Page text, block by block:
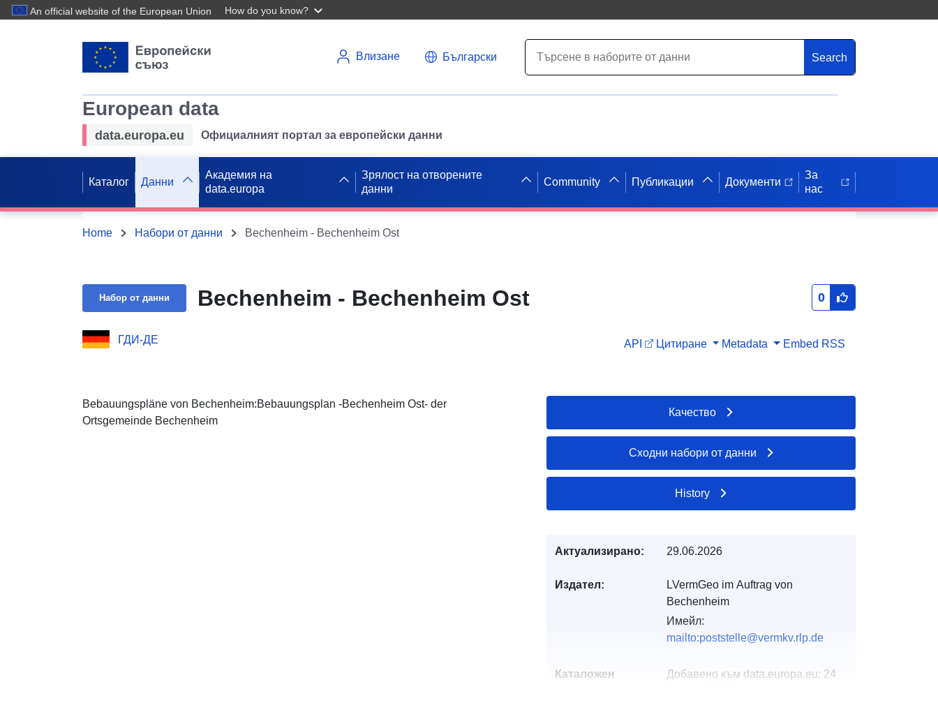
An official website of the European Union How do you know?
Влизане Български Search
European data
data.europa.eu Официалният портал за европейски данни
Каталог Данни
Академия на
data.europa
Зрялост на отворените
данни
Community Публикации Документи
За
нас
Home Набори от данни Bechenheim - Bechenheim Ost
Набор от данни Bechenheim - Bechenheim Ost 0
ГДИ-ДЕ API Цитиране Metadata Embed RSS
Bebauungspläne von Bechenheim:Bebauungsplan -Bechenheim Ost- der
Ortsgemeinde Bechenheim
Качество
Сходни набори от данни
History
Актуализирано: 29.06.2026
Издател:
LVermGeo im Auftrag von
Bechenheim
Имейл:
mailto:poststelle@vermkv.rlp.de
Каталожен
Добавено към data.europa.eu: 24